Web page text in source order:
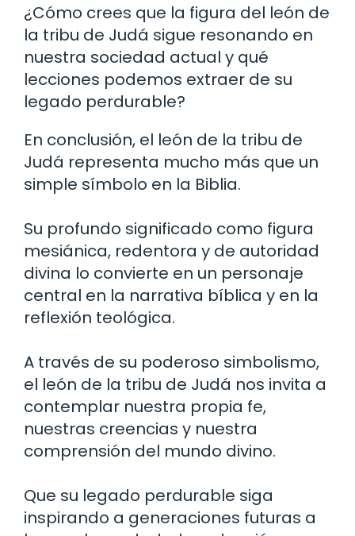
¿Cómo crees que la figura del león de
la tribu de Judá sigue resonando en
nuestra sociedad actual y qué
lecciones podemos extraer de su
legado perdurable?
En conclusión, el león de la tribu de
Judá representa mucho más que un
simple símbolo en la Biblia.
Su profundo significado como figura
mesiánica, redentora y de autoridad
divina lo convierte en un personaje
central en la narrativa bíblica y en la
reflexión teológica.
A través de su poderoso simbolismo,
el león de la tribu de Judá nos invita a
contemplar nuestra propia fe,
nuestras creencias y nuestra
comprensión del mundo divino.
Que su legado perdurable siga
inspirando a generaciones futuras a